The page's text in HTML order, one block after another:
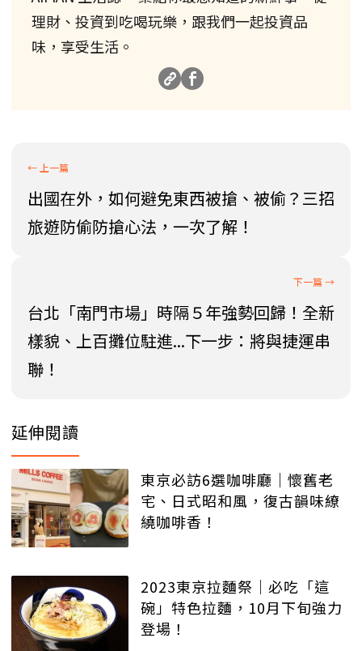
理財、投資到吃喝玩樂，跟我們一起投資品
味，享受生活。
出國在外，如何避免東西被搶、被偷？三招
旅遊防偷防搶心法，一次了解！
台北「南門市場」時隔５年強勢回歸！全新
樣貌、上百攤位駐進...下一步：將與捷運串
聯！
延伸閱讀
東京必訪6選咖啡廳｜懷舊老
宅、日式昭和風，復古韻味繚
繞咖啡香！
2023東京拉麵祭│必吃「這
碗」特色拉麵，10月下旬強力
登場！